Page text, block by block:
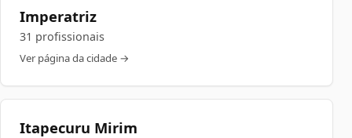
Imperatriz
31 profissionais
Ver página da cidade →
Itapecuru Mirim